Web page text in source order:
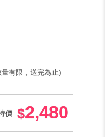
有限，送完為止)
價 2,480